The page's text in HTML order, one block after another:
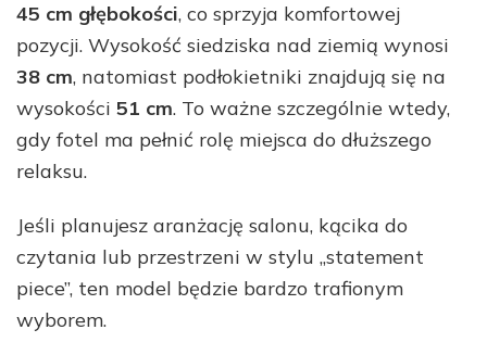
45 cm głębokości, co sprzyja komfortowej
pozycji. Wysokość siedziska nad ziemią wynosi
38 cm, natomiast podłokietniki znajdują się na
wysokości 51 cm. To ważne szczególnie wtedy,
gdy fotel ma pełnić rolę miejsca do dłuższego
relaksu.
Jeśli planujesz aranżację salonu, kącika do
czytania lub przestrzeni w stylu „statement
piece”, ten model będzie bardzo trafionym
wyborem.